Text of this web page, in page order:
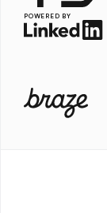
POWERED BY